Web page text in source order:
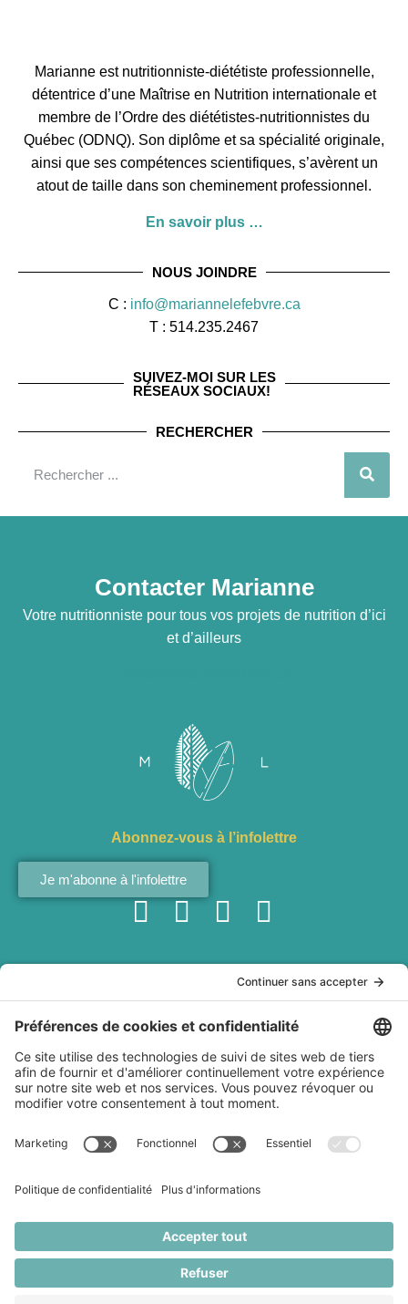
Marianne est nutritionniste-diététiste professionnelle,
détentrice d’une Maîtrise en Nutrition internationale et
membre de l’Ordre des diététistes-nutritionnistes du
Québec (ODNQ). Son diplôme et sa spécialité originale,
ainsi que ses compétences scientifiques, s’avèrent un
atout de taille dans son cheminement professionnel.
En savoir plus …
NOUS JOINDRE
C : info@mariannelefebvre.ca
T : 514.235.2467
SUIVEZ-MOI SUR LES
RÉSEAUX SOCIAUX!
RECHERCHER
Contacter Marianne
Votre nutritionniste pour tous vos projets de nutrition d’ici
et d’ailleurs
Abonnez-vous à l’infolettre
Je m'abonne à l'infolettre
interculturelles
Ateliers de
team building
Création de
Station
mobile
Baladodiffusion
Websérie
Articles
À propos
Marianne
Lefebvre?
Livre Dans les
cuisines du
Partenaires
Contact
Politiques
confidentialité
Conditions
générales
d'utilisation
expédition
Marianne Lefebvre © 2026 / Tous droits réservés. Toute
reproduction du contenu sans permission écrite est